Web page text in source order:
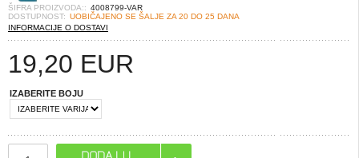
ŠIFRA PROIZVODA:: 4008799-VAR
DOSTUPNOST: UOBIČAJENO SE ŠALJE ZA 20 DO 25 DANA
INFORMACIJE O DOSTAVI
19,20 EUR
IZABERITE BOJU